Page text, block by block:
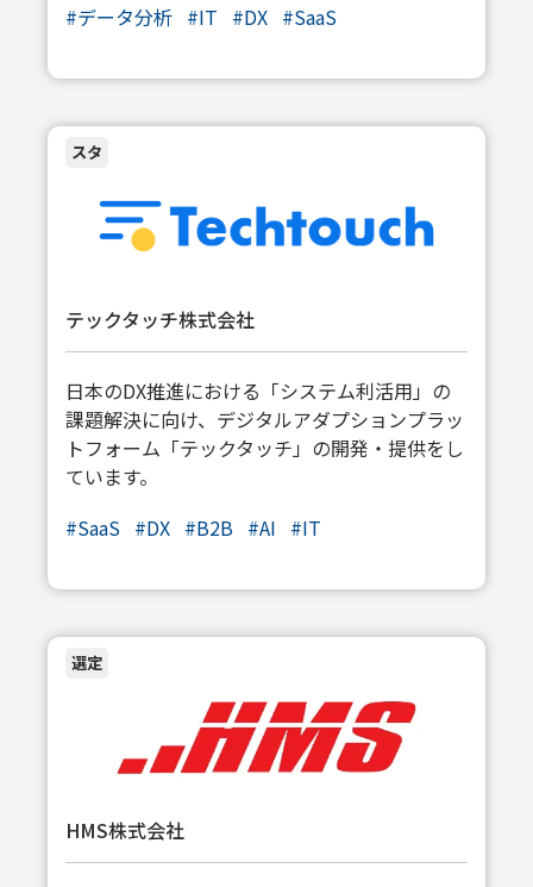
#データ分析 #IT #DX #SaaS
スタ
テックタッチ株式会社
日本のDX推進における「システム利活用」の
課題解決に向け、デジタルアダプションプラッ
トフォーム「テックタッチ」の開発・提供をし
ています。
#SaaS #DX #B2B #AI #IT
選定
HMS株式会社